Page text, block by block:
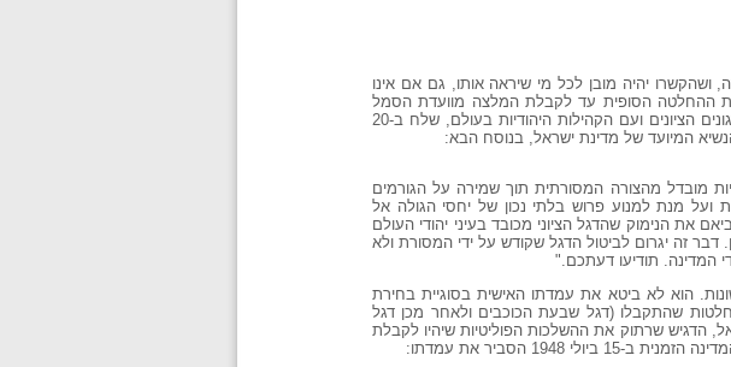
יהיה מובן לכל מי שיראה אותו, גם אם אינו
ההחלטה הסופית עד לקבלת המלצה מוועדת הסמל
והדגל. מאחר ומשה שרתוק חשב שאי אפשר להכריע בסוגייה זו ללא התייעצות עם מנהיגי הארגונים הציונים ועם הקהילות היהודיות בעולם, שלח ב-20
מובדל מהצורה המסורתית תוך שמירה על הגורמים
ועל מנת למנוע פרוש בלתי נכון של יחסי הגולה אל
את הנימוק שהדגל הציוני מכובד בעיני יהודי העולם
זה יגרום לביטול הדגל שקודש על ידי המסורת ולא
המדינה. תודיעו דעתכם."
הוא לא ביטא את עמדתו האישית בסוגיית בחירת
שהתקבלו (דגל שבעת הכוכבים ולאחר מכן דגל
הדגיש שרתוק את ההשלכות הפוליטיות שיהיו לקבלת
הסביר את עמדתו: